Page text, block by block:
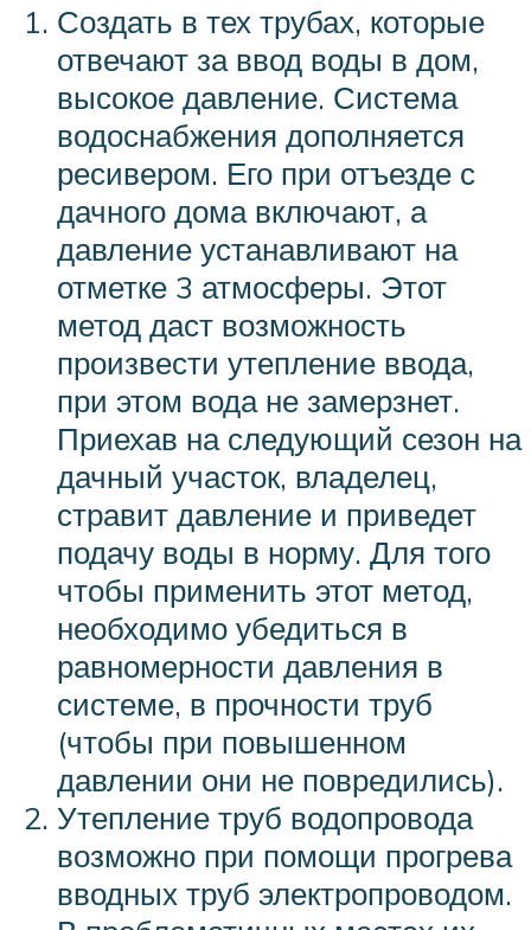
Создать в тех трубах, которые
отвечают за ввод воды в дом,
высокое давление. Система
водоснабжения дополняется
ресивером. Его при отъезде с
дачного дома включают, а
давление устанавливают на
отметке 3 атмосферы. Этот
метод даст возможность
произвести утепление ввода,
при этом вода не замерзнет.
Приехав на следующий сезон на
дачный участок, владелец,
стравит давление и приведет
подачу воды в норму. Для того
чтобы применить этот метод,
необходимо убедиться в
равномерности давления в
системе, в прочности труб
(чтобы при повышенном
давлении они не повредились).
Утепление труб водопровода
возможно при помощи прогрева
вводных труб электропроводом.